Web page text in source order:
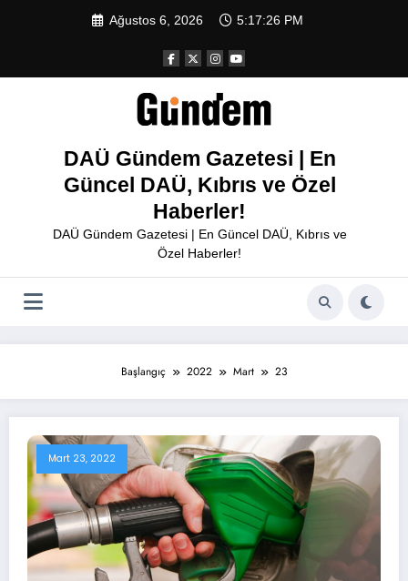
Ağustos 6, 2026 5:17:26 PM
DAÜ Gündem Gazetesi | En
Güncel DAÜ, Kıbrıs ve Özel
Haberler!
DAÜ Gündem Gazetesi | En Güncel DAÜ, Kıbrıs ve
Özel Haberler!
Başlangıç 2022 Mart 23
Mart 23, 2022